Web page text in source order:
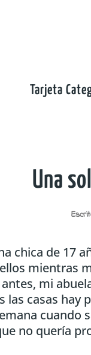
Tarjeta
Una
chica de 17
mientras
mi
las casas
cuando
no quería